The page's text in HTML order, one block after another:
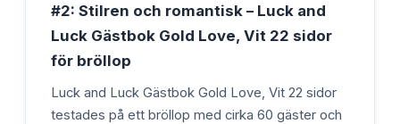
#2: Stilren och romantisk – Luck and
Luck Gästbok Gold Love, Vit 22 sidor
för bröllop
Luck and Luck Gästbok Gold Love, Vit 22 sidor
testades på ett bröllop med cirka 60 gäster och